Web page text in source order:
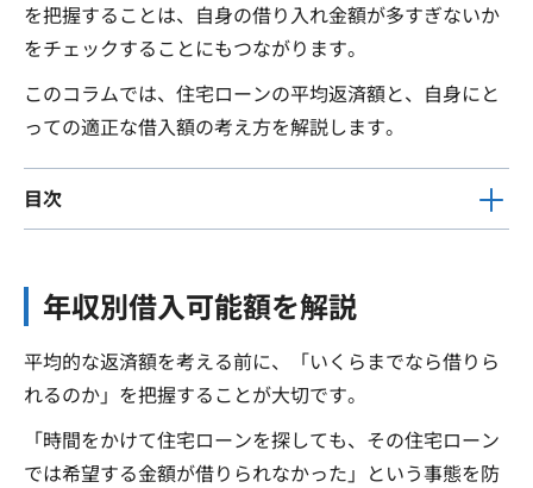
を把握することは、自身の借り入れ金額が多すぎないか
をチェックすることにもつながります。
このコラムでは、住宅ローンの平均返済額と、自身にと
っての適正な借入額の考え方を解説します。
目次
年収別借入可能額を解説
平均的な返済額を考える前に、「いくらまでなら借りら
れるのか」を把握することが大切です。
「時間をかけて住宅ローンを探しても、その住宅ローン
では希望する金額が借りられなかった」という事態を防